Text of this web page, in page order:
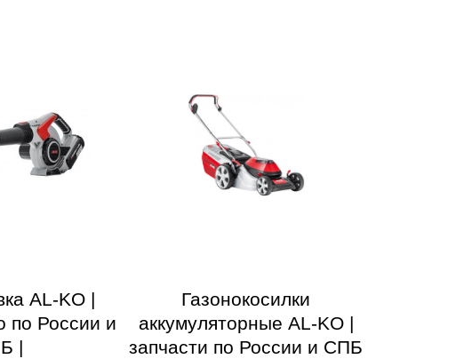
AL-KO |
по России и
|
Газонокосилки
аккумуляторные AL-KO |
запчасти по России и СПБ